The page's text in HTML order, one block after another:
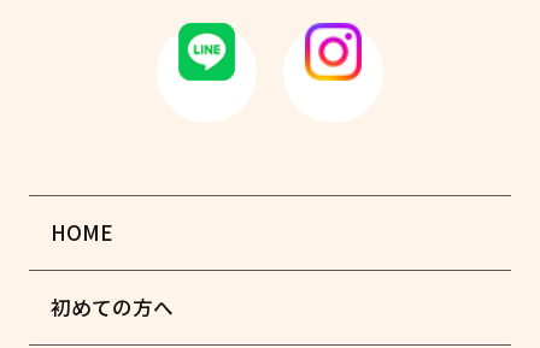
HOME
初めての方へ